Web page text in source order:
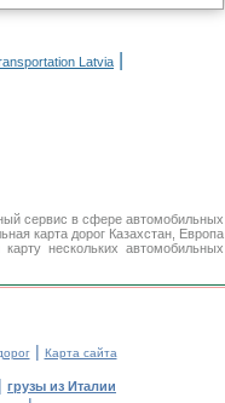
Latvia
сервис в сфере автомобильных
карта дорог Казахстан, Европа
нескольких автомобильных
| Карта сайта
| грузы из Италии